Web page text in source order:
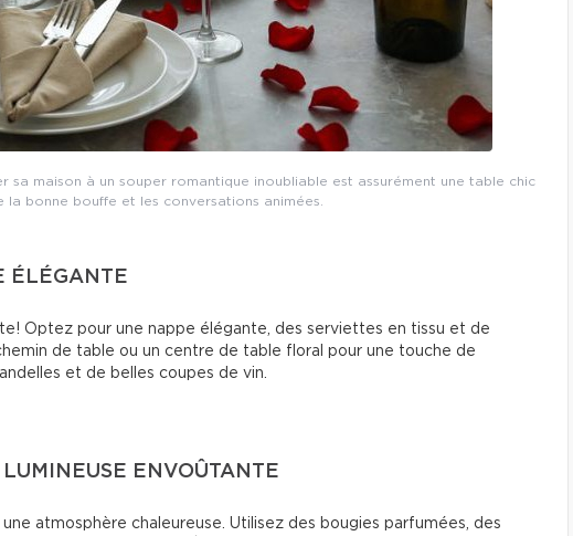
sa maison à un souper romantique inoubliable est assurément une table chic
la bonne bouffe et les conversations animées.
ÉLÉGANTE
Optez pour une nappe élégante, des serviettes en tissu et de
de table ou un centre de table floral pour une touche de
et de belles coupes de vin.
ENVOÛTANTE
atmosphère chaleureuse. Utilisez des bougies parfumées, des